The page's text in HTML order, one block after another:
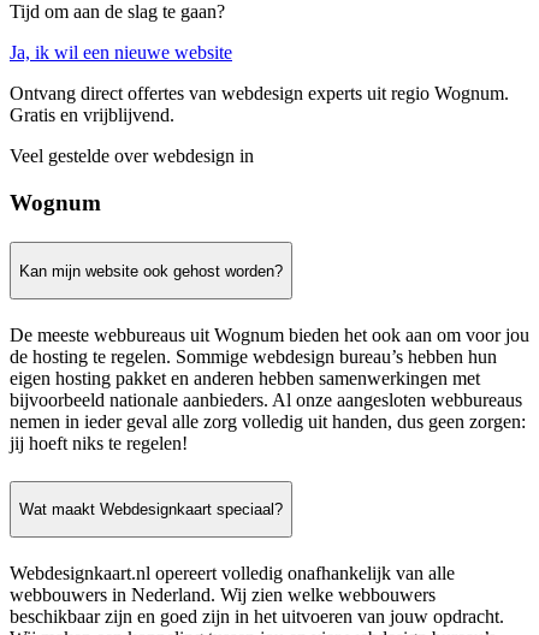
Tijd om aan de slag te gaan?
Ja, ik wil een nieuwe website
Ontvang direct offertes van webdesign experts uit regio Wognum.
Gratis en vrijblijvend.
Veel gestelde over webdesign in
Wognum
Kan mijn website ook gehost worden?
De meeste webbureaus uit Wognum bieden het ook aan om voor jou
de hosting te regelen. Sommige webdesign bureau’s hebben hun
eigen hosting pakket en anderen hebben samenwerkingen met
bijvoorbeeld nationale aanbieders. Al onze aangesloten webbureaus
nemen in ieder geval alle zorg volledig uit handen, dus geen zorgen:
jij hoeft niks te regelen!
Wat maakt Webdesignkaart speciaal?
Webdesignkaart.nl opereert volledig onafhankelijk van alle
webbouwers in Nederland. Wij zien welke webbouwers
beschikbaar zijn en goed zijn in het uitvoeren van jouw opdracht.